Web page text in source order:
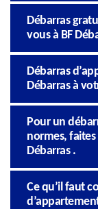
Débarras
vous à BF
Débarras
Débarras à
Pour un
normes, faites
Débarras .
Ce qu’il faut